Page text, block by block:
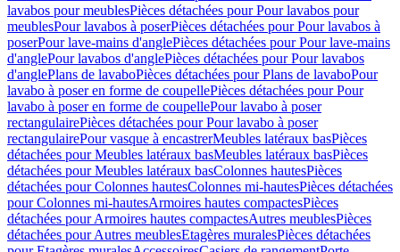
lavabos pour meublesPièces détachées pour Pour lavabos pour
meublesPour lavabos à poserPièces détachées pour Pour lavabos à
poserPour lave-mains d'anglePièces détachées pour Pour lave-mains
d'anglePour lavabos d'anglePièces détachées pour Pour lavabos
d'anglePlans de lavaboPièces détachées pour Plans de lavaboPour
lavabo à poser en forme de coupellePièces détachées pour Pour
lavabo à poser en forme de coupellePour lavabo à poser
rectangulairePièces détachées pour Pour lavabo à poser
rectangulairePour vasque à encastrerMeubles latéraux basPièces
détachées pour Meubles latéraux basMeubles latéraux basPièces
détachées pour Meubles latéraux basColonnes hautesPièces
détachées pour Colonnes hautesColonnes mi-hautesPièces détachées
pour Colonnes mi-hautesArmoires hautes compactesPièces
détachées pour Armoires hautes compactesAutres meublesPièces
détachées pour Autres meublesEtagères muralesPièces détachées